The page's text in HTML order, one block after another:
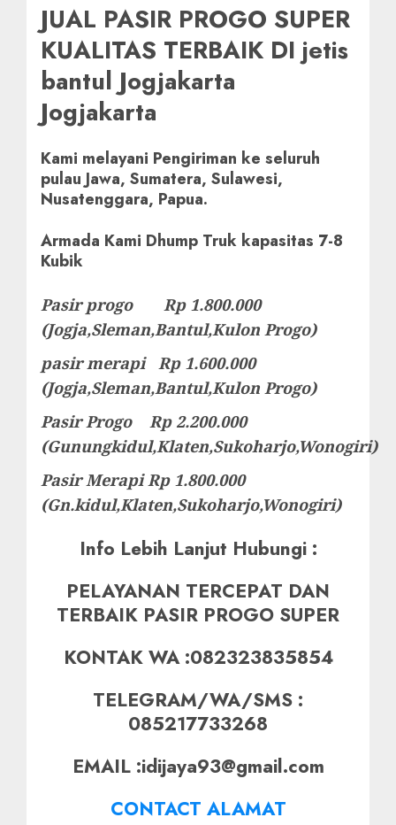
JUAL PASIR PROGO SUPER
KUALITAS TERBAIK DI jetis
bantul Jogjakarta
Jogjakarta
Kami melayani Pengiriman ke seluruh
pulau Jawa, Sumatera, Sulawesi,
Nusatenggara, Papua.
Armada Kami Dhump Truk kapasitas 7-8
Kubik
Pasir progo Rp 1.800.000
(Jogja,Sleman,Bantul,Kulon Progo)
pasir merapi Rp 1.600.000
(Jogja,Sleman,Bantul,Kulon Progo)
Pasir Progo Rp 2.200.000
(Gunungkidul,Klaten,Sukoharjo,Wonogiri)
Pasir Merapi Rp 1.800.000
(Gn.kidul,Klaten,Sukoharjo,Wonogiri)
Info Lebih Lanjut Hubungi :
PELAYANAN TERCEPAT DAN
TERBAIK PASIR PROGO SUPER
KONTAK WA :082323835854
TELEGRAM/WA/SMS :
085217733268
EMAIL :idijaya93@gmail.com
CONTACT ALAMAT